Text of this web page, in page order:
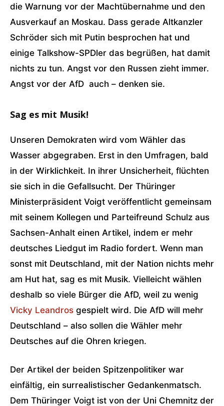
die Warnung vor der Machtübernahme und den
Ausverkauf an Moskau. Dass gerade Altkanzler
Schröder sich mit Putin besprochen hat und
einige Talkshow-SPDler das begrüßen, hat damit
nichts zu tun. Angst vor den Russen zieht immer.
Angst vor der AfD auch – denken sie.
Sag es mit Musik!
Unseren Demokraten wird vom Wähler das
Wasser abgegraben. Erst in den Umfragen, bald
in der Wirklichkeit. In ihrer Unsicherheit, flüchten
sie sich in die Gefallsucht. Der Thüringer
Ministerpräsident Voigt veröffentlicht gemeinsam
mit seinem Kollegen und Parteifreund Schulz aus
Sachsen-Anhalt einen Artikel, indem er mehr
deutsches Liedgut im Radio fordert. Wenn man
sonst mit Deutschland, mit der Nation nichts mehr
am Hut hat, sag es mit Musik. Vielleicht wählen
deshalb so viele Bürger die AfD, weil zu wenig
Vicky Leandros gespielt wird. Die AfD will mehr
Deutschland – also sollen die Wähler mehr
Deutsches auf die Ohren kriegen.
Der Artikel der beiden Spitzenpolitiker war
einfältig, ein surrealistischer Gedankenmatsch.
Dem Thüringer Voigt ist von der Uni Chemnitz der